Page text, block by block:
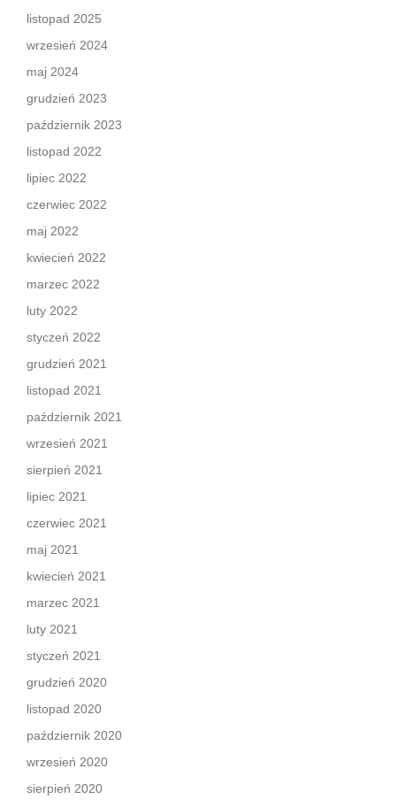
listopad 2025
wrzesień 2024
maj 2024
grudzień 2023
październik 2023
listopad 2022
lipiec 2022
czerwiec 2022
maj 2022
kwiecień 2022
marzec 2022
luty 2022
styczeń 2022
grudzień 2021
listopad 2021
październik 2021
wrzesień 2021
sierpień 2021
lipiec 2021
czerwiec 2021
maj 2021
kwiecień 2021
marzec 2021
luty 2021
styczeń 2021
grudzień 2020
listopad 2020
październik 2020
wrzesień 2020
sierpień 2020